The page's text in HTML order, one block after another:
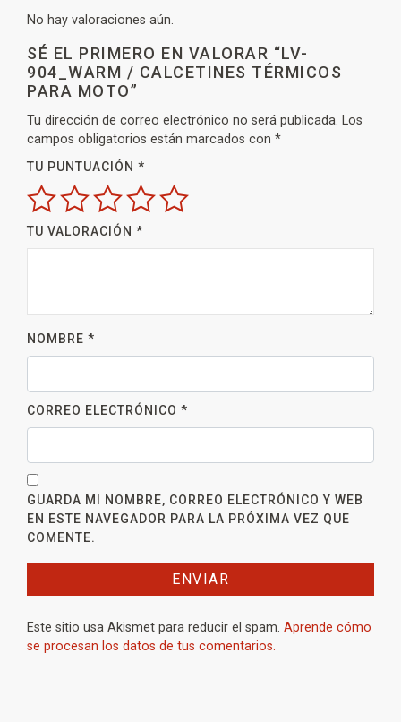
No hay valoraciones aún.
SÉ EL PRIMERO EN VALORAR “LV-
904_WARM / CALCETINES TÉRMICOS
PARA MOTO”
Tu dirección de correo electrónico no será publicada. Los
campos obligatorios están marcados con *
TU PUNTUACIÓN *
TU VALORACIÓN *
NOMBRE *
CORREO ELECTRÓNICO *
GUARDA MI NOMBRE, CORREO ELECTRÓNICO Y WEB
EN ESTE NAVEGADOR PARA LA PRÓXIMA VEZ QUE
COMENTE.
Este sitio usa Akismet para reducir el spam. Aprende cómo
se procesan los datos de tus comentarios.